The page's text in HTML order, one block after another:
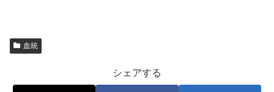
血統
シェアする